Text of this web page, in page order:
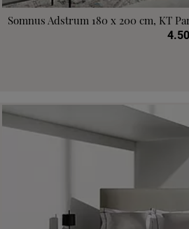
Somnus Adstrum 180 x 200 cm, KT